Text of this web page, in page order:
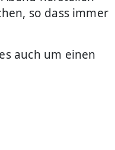
so dass immer
auch um einen